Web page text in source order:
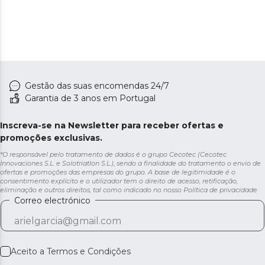
Gestão das suas encomendas 24/7
Garantia de 3 anos em Portugal
Inscreva-se na Newsletter para receber ofertas e
promoções exclusivas.
*O responsável pelo tratamento de dados é o grupo Cecotec (Cecotec
Innovaciones S.L. e Solotriatlon S.L.), sendo a finalidade do tratamento o envio de
ofertas e promoções das empresas do grupo. A base de legitimidade é o
consentimento explícito e o utilizador tem o direito de acesso, retificação,
eliminação e outros direitos, tal como indicado no nosso Política de privacidade
Correo electrónico
Aceito a Termos e Condições